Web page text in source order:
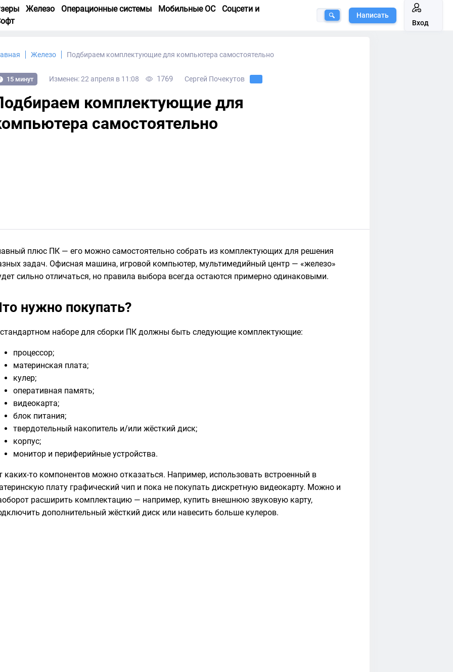
Железо Операционные системы Мобильные ОС
Соцсети и
Написать
Вход
Железо Подбираем комплектующие для компьютера самостоятельно
15 минут Изменен: 22 апреля в 11:08 1769 Сергей Почекутов
комплектующие для
самостоятельно
плюс ПК — его можно самостоятельно собрать из комплектующих для решения
задач. Офисная машина, игровой компьютер, мультимедийный центр — «железо»
сильно отличаться, но правила выбора всегда остаются примерно одинаковыми.
нужно покупать?
наборе для сборки ПК должны быть следующие комплектующие:
процессор;
материнская плата;
кулер;
оперативная память;
видеокарта;
блок питания;
твердотельный накопитель и/или жёсткий диск;
корпус;
монитор и периферийные устройства.
каких-то компонентов можно отказаться. Например, использовать встроенный в
плату графический чип и пока не покупать дискретную видеокарту. Можно и
расширить комплектацию — например, купить внешнюю звуковую карту,
дополнительный жёсткий диск или навесить больше кулеров.